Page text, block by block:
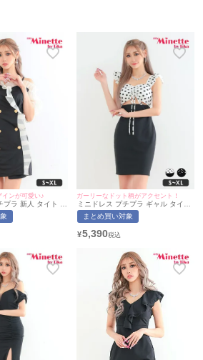
手に入れてください！
インが可愛い♪
プラ 新人 タイト 袖
オフショル シアー
胸元隠し 同伴 フロ
サイズ対応) |
ガーリーなドット柄がアクセント！
ミニドレス プチプラ ギャル タイト
ノースリーブ ドット柄 低身長 ウエ
ストカット ガーリー フリル 白 キャ
ズ) | myMinette/マイミネット
まとめ買い対象
¥5,390